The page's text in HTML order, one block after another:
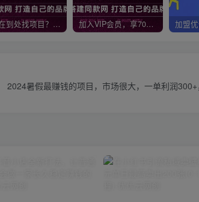
你还在到处找项目？还在当韭菜？我靠网创资源站一个月收入5万+，曾经我也是个失败者。 加入VIP会员，享70%的推广提成，免费学习多种网上创业课程，菜鸟秒变大神！
2024暑假最赚钱的项目，市场很大，一单利润